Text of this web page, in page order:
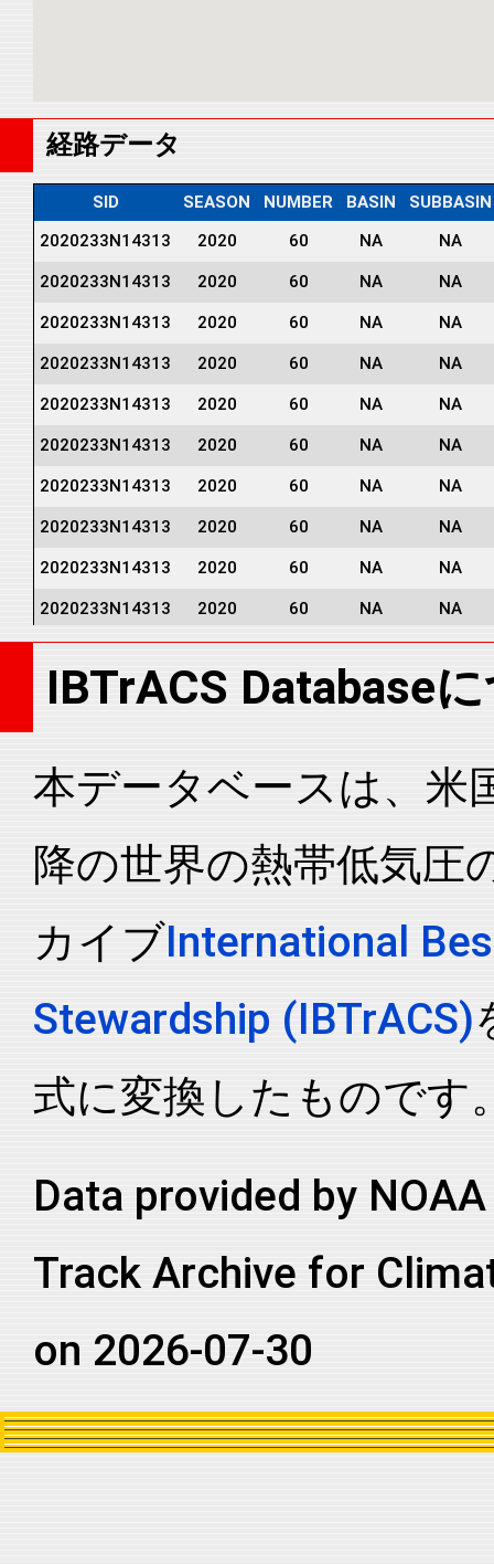
経路データ
SID SEASON NUMBER BASIN
SUBBASIN
2020233N14313
2020 60 NA NA
2020233N14313 2020 60 NA NA
2020233N14313 2020 60 NA NA
2020233N14313 2020 60 NA NA
2020233N14313 2020 60 NA NA
2020233N14313 2020 60 NA NA
2020233N14313 2020 60 NA NA
2020233N14313 2020 60 NA NA
2020233N14313 2020 60 NA NA
2020233N14313 2020 60 NA NA
2020233N14313 2020 60 NA NA
2020233N14313 2020 60 NA NA
2020233N14313 2020 60 NA NA
2020233N14313 NA CS
2020233N14313 2020 60 NA CS
2020233N14313 2020 60 NA CS
2020233N14313 2020 60 NA CS
2020233N14313 2020 60 NA CS
2020233N14313 2020 60 NA CS
2020233N14313
2020233N14313 2020 60 NA CS
2020233N14313 2020 60
2020233N14313 2020 60 NA NA
IBTrACS Database
本データベースは、米
降の世界の熱帯低気圧
カイブInternational
Stewardship (IBTrACS)
式に変換したものです
Data provided by
Track Archive for
on 2026-07-30